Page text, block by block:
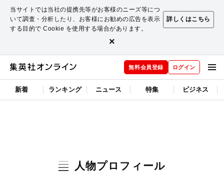
当サイトでは当社の提携先等がお客様のニーズ等につ
いて調査・分析したり、お客様にお勧めの広告を表示
する目的で Cookie を使用する場合があります。
詳しくはこちら
×
無料会員登録 ログイン
新着 ランキング ニュース 特集 ビジネス
人物プロフィール